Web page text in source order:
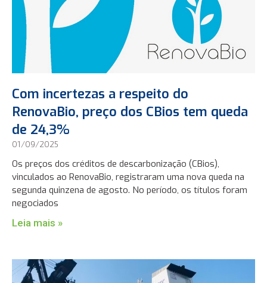
Com incertezas a respeito do
RenovaBio, preço dos CBios tem queda
de 24,3%
01/09/2025
Os preços dos créditos de descarbonização (CBios),
vinculados ao RenovaBio, registraram uma nova queda na
segunda quinzena de agosto. No período, os títulos foram
negociados
Leia mais »